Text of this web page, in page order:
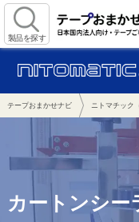
製品を探す
テープおまかせナビ ニトマチック
カートンシー